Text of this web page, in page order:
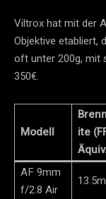
Viltrox hat mit der
Objektive etabliert,
oft unter 200g, mit
350€.
Modell
ite
AF 9mm
f/2.8 Air